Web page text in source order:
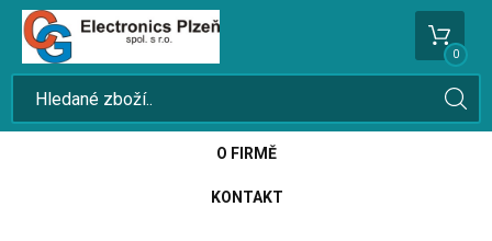
0
O FIRMĚ
KONTAKT